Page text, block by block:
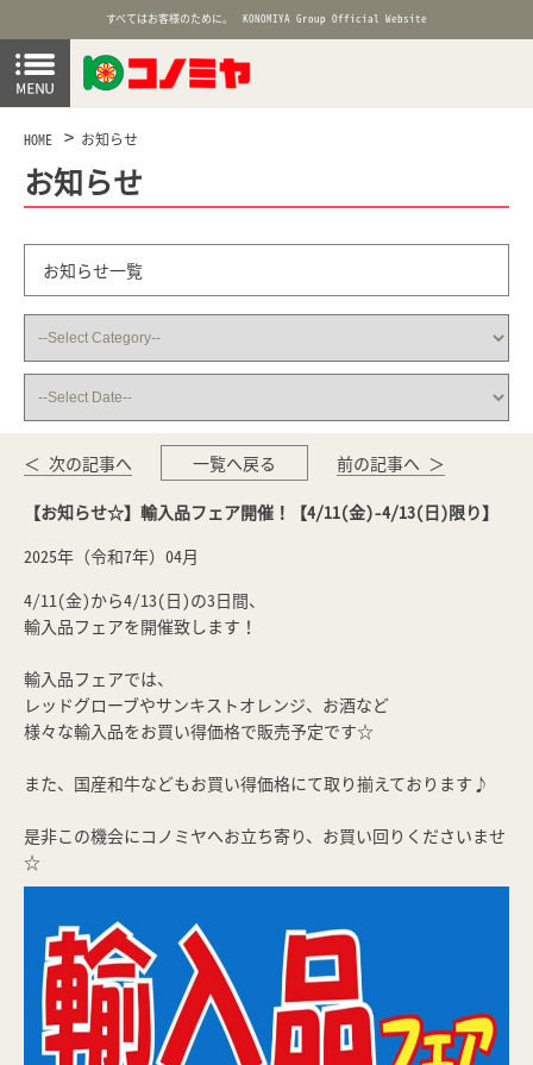
すべてはお客様のために。 KONOMIYA Group Official Website
HOME お知らせ
お知らせ
お知らせ一覧
＜ 次の記事へ 一覧へ戻る 前の記事へ ＞
【お知らせ☆】輸入品フェア開催！【4/11(金)-4/13(日)限り】
2025年（令和7年）04月
4/11(金)から4/13(日)の3日間、
輸入品フェアを開催致します！
輸入品フェアでは、
レッドグローブやサンキストオレンジ、お酒など
様々な輸入品をお買い得価格で販売予定です☆
また、国産和牛などもお買い得価格にて取り揃えております♪
是非この機会にコノミヤへお立ち寄り、お買い回りくださいませ
☆